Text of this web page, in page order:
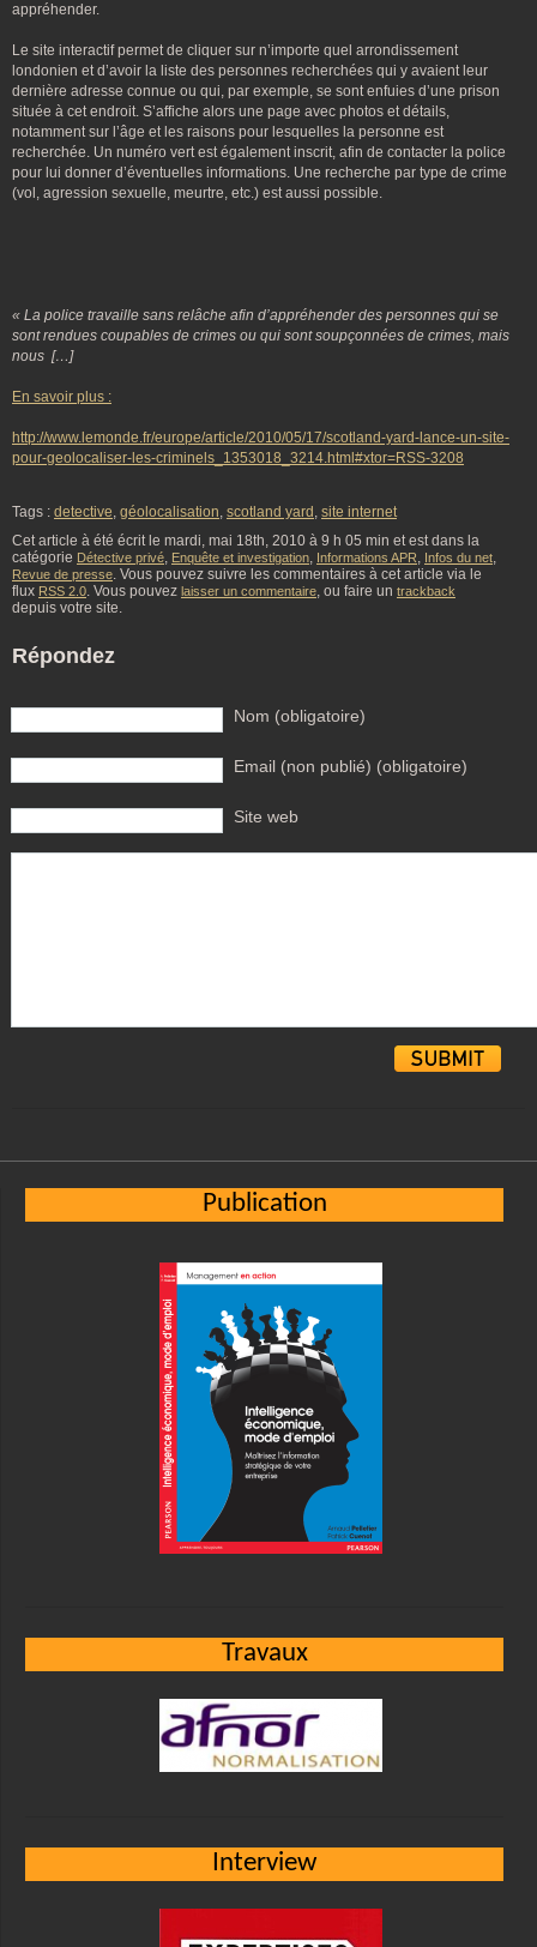
appréhender.
Le site interactif permet de cliquer sur n’importe quel arrondissement
londonien et d’avoir la liste des personnes recherchées qui y avaient leur
dernière adresse connue ou qui, par exemple, se sont enfuies d’une prison
située à cet endroit. S’affiche alors une page avec photos et détails,
notamment sur l’âge et les raisons pour lesquelles la personne est
recherchée. Un numéro vert est également inscrit, afin de contacter la police
pour lui donner d’éventuelles informations. Une recherche par type de crime
(vol, agression sexuelle, meurtre, etc.) est aussi possible.
« La police travaille sans relâche afin d’appréhender des personnes qui se
sont rendues coupables de crimes ou qui sont soupçonnées de crimes, mais
nous […]
En savoir plus :
http://www.lemonde.fr/europe/article/2010/05/17/scotland-yard-lance-un-site-
pour-geolocaliser-les-criminels_1353018_3214.html#xtor=RSS-3208
Tags : detective, géolocalisation, scotland yard , site internet
Cet article à été écrit le mardi, mai 18th, 2010 à 9 h 05 min et est dans la
catégorie Détective privé, Enquête et investigation, Informations APR, Infos du net,
Revue de presse. Vous pouvez suivre les commentaires à cet article via le
flux RSS 2.0. Vous pouvez laisser un commentaire, ou faire un trackback
depuis votre site.
Répondez
Nom (obligatoire)
Email (non publié) (obligatoire)
Site web
Publication
Travaux
Interview